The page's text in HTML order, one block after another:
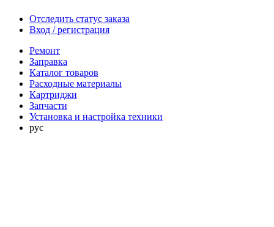
Отследить статус заказа
Вход / регистрация
Ремонт
Заправка
Каталог товаров
Расходные материалы
Картриджи
Запчасти
Установка и настройка техники
рус